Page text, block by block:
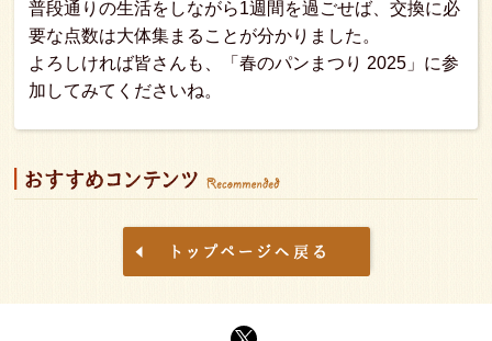
普段通りの生活をしながら1週間を過ごせば、交換に必
要な点数は大体集まることが分かりました。
よろしければ皆さんも、「春のパンまつり 2025」に参
加してみてくださいね。